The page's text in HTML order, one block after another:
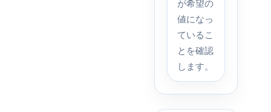
が希望の
値になっ
ているこ
とを確認
します。